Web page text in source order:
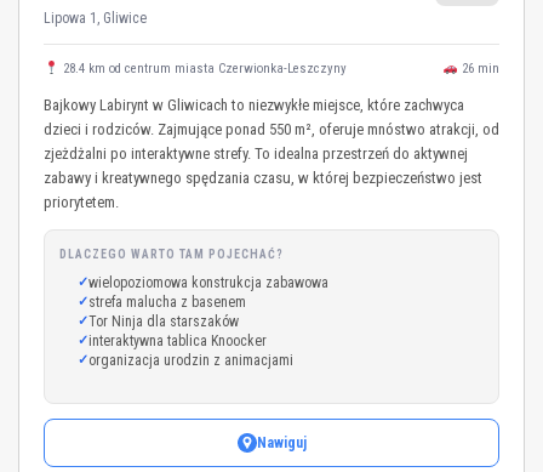
Lipowa 1, Gliwice
28.4 km od centrum miasta Czerwionka-Leszczyny 26 min
Bajkowy Labirynt w Gliwicach to niezwykłe miejsce, które zachwyca
dzieci i rodziców. Zajmujące ponad 550 m², oferuje mnóstwo atrakcji, od
zjeżdżalni po interaktywne strefy. To idealna przestrzeń do aktywnej
zabawy i kreatywnego spędzania czasu, w której bezpieczeństwo jest
priorytetem.
DLACZEGO WARTO TAM POJECHAĆ?
wielopoziomowa konstrukcja zabawowa
strefa malucha z basenem
Tor Ninja dla starszaków
interaktywna tablica Knoocker
organizacja urodzin z animacjami
Nawiguj